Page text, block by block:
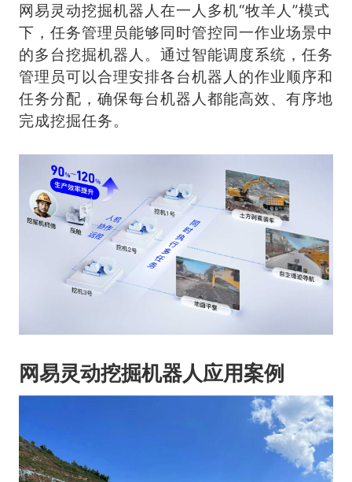
网易灵动挖掘机器人在一人多机“牧羊人”模式
下，任务管理员能够同时管控同一作业场景中
的多台挖掘机器人。通过智能调度系统，任务
管理员可以合理安排各台机器人的作业顺序和
任务分配，确保每台机器人都能高效、有序地
完成挖掘任务。
网易灵动挖掘机器人应用案例